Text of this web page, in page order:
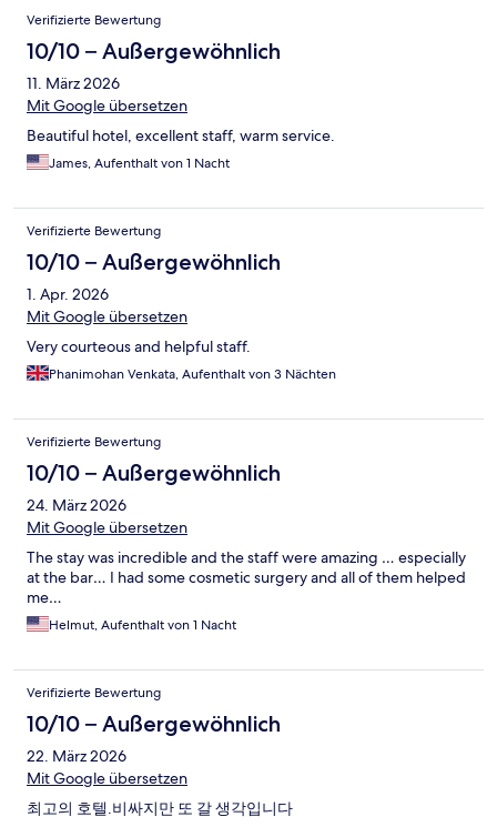
Verifizierte Bewertung
10/10 – Außergewöhnlich
11. März 2026
Mit Google übersetzen
Beautiful hotel, excellent staff, warm service.
James, Aufenthalt von 1 Nacht
Verifizierte Bewertung
10/10 – Außergewöhnlich
1. Apr. 2026
Mit Google übersetzen
Very courteous and helpful staff.
Phanimohan Venkata, Aufenthalt von 3 Nächten
Verifizierte Bewertung
10/10 – Außergewöhnlich
24. März 2026
Mit Google übersetzen
The stay was incredible and the staff were amazing … especially
at the bar… I had some cosmetic surgery and all of them helped
me…
Helmut, Aufenthalt von 1 Nacht
Verifizierte Bewertung
10/10 – Außergewöhnlich
22. März 2026
Mit Google übersetzen
최고의 호텔.비싸지만 또 갈 생각입니다